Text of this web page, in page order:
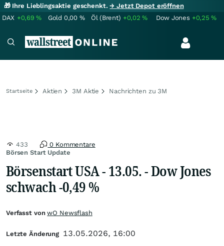
🎁 Ihre Lieblingsaktie geschenkt.→ Jetzt Depot eröffnen
DAX +0,69% Gold 0,00 % Öl (Brent) +0,02% Dow Jones +0,25%
Startseite Aktien 3M Aktie Nachrichten zu 3M
Börsen Start Update
433 0 Kommentare
Börsenstart USA - 13.05. - Dow Jones
schwach -0,49 %
Verfasst vonwO Newsflash
Letzte Änderung 13.05.2026, 16:00